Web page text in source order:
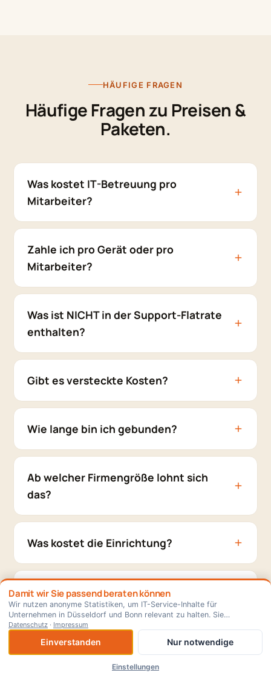
HÄUFIGE FRAGEN
Häufige Fragen zu Preisen &
Paketen.
Was kostet IT-Betreuung pro
Mitarbeiter?
Zahle ich pro Gerät oder pro
Mitarbeiter?
Was ist NICHT in der Support-Flatrate
enthalten?
Gibt es versteckte Kosten?
Wie lange bin ich gebunden?
Ab welcher Firmengröße lohnt sich
das?
Was kostet die Einrichtung?
Werden die Preise erhöht?
Wie setzen sich IT-Service-Preise
zusammen?
⊕ Als App installieren
Damit wir Sie passend beraten können
Wir nutzen anonyme Statistiken, um IT-Service-Inhalte für
Unternehmen in Düsseldorf und Bonn relevant zu halten. Sie
entscheiden — jederzeit änderbar.
Datenschutz · Impressum
Einverstanden
Einstellungen
Nur notwendige